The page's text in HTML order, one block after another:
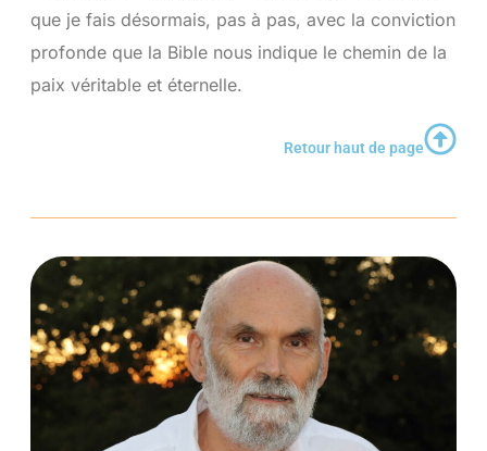
que je fais désormais, pas à pas, avec la conviction
profonde que la Bible nous indique le chemin de la
paix véritable et éternelle.
Retour haut de page